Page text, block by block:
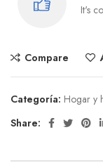
It's
Compare
Categoría: Hogar y
Share: